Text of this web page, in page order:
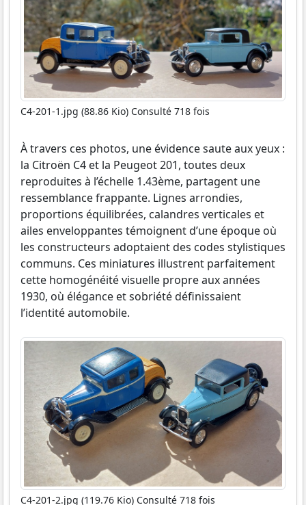
C4-201-1.jpg (88.86 Kio) Consulté 718 fois
À travers ces photos, une évidence saute aux yeux :
la Citroën C4 et la Peugeot 201, toutes deux
reproduites à l’échelle 1.43ème, partagent une
ressemblance frappante. Lignes arrondies,
proportions équilibrées, calandres verticales et
ailes enveloppantes témoignent d’une époque où
les constructeurs adoptaient des codes stylistiques
communs. Ces miniatures illustrent parfaitement
cette homogénéité visuelle propre aux années
1930, où élégance et sobriété définissaient
l’identité automobile.
C4-201-2.jpg (119.76 Kio) Consulté 718 fois